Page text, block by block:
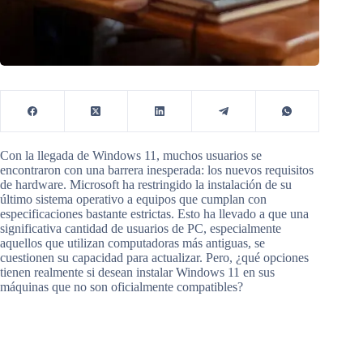
Con la llegada de Windows 11, muchos usuarios se
encontraron con una barrera inesperada: los nuevos requisitos
de hardware. Microsoft ha restringido la instalación de su
último sistema operativo a equipos que cumplan con
especificaciones bastante estrictas. Esto ha llevado a que una
significativa cantidad de usuarios de PC, especialmente
aquellos que utilizan computadoras más antiguas, se
cuestionen su capacidad para actualizar. Pero, ¿qué opciones
tienen realmente si desean instalar Windows 11 en sus
máquinas que no son oficialmente compatibles?